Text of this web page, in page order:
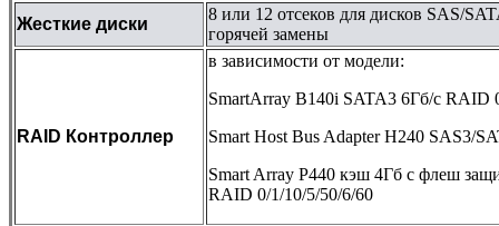
Жесткие диски
8 или 12 отсеков для дисков SAS/
горячей замены
RAID Контроллер
в зависимости от модели:
SmartArray B140i SATA3 6Гб/с RAID
Smart Host Bus Adapter H240 SAS3/
Smart Array P440 кэш 4Гб с флеш
RAID 0/1/10/5/50/6/60